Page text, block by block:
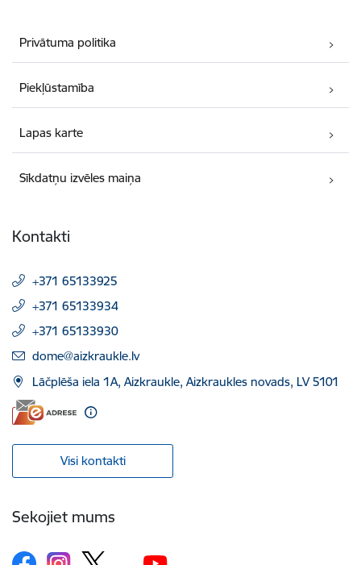
Privātuma politika
Piekļūstamība
Lapas karte
Sīkdatņu izvēles maiņa
Kontakti
+371 65133925
+371 65133934
+371 65133930
E-pasts:
dome@aizkraukle.lv
Lāčplēša iela 1A, Aizkraukle, Aizkraukles novads, LV 5101
Visi kontakti
Sekojiet mums